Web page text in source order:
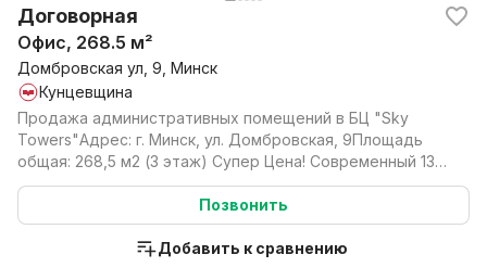
Договорная
Офис, 268.5 м²
Домбровская ул, 9, Минск
Кунцевщина
Продажа административных помещений в БЦ "Sky
Towers"Адрес: г. Минск, ул. Домбровская, 9Площадь
общая: 268,5 м2 (3 этаж) Супер Цена! Современный 13-
эта...
Позвонить
Добавить к сравнению